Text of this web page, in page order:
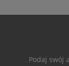
Podaj swój